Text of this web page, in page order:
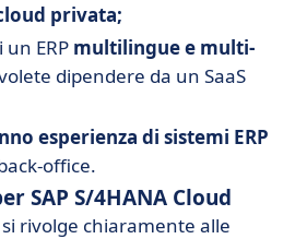
privata;
ERP multilingue e multi-
dipendere da un SaaS
esperienza di sistemi ERP
office.
SAP S/4HANA Cloud
si rivolge chiaramente alle